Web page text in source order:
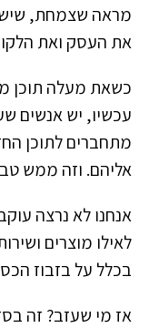
מראה שצמחת, שיש
את העסק ואת
כשאת מעלה תוכן
עכשיו, יש אנשים
מתחברים לתוכן
אליהם. וזה ממש
אנחנו לא נרצה
לאילו מוצרים
בכלל על בזבוז
אז מי שעזב? זה